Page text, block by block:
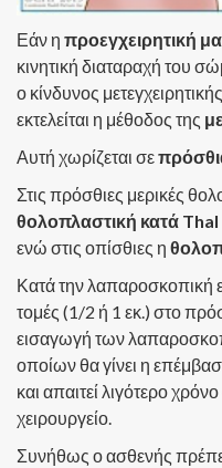
Εάν η προεγχειρητική
κινητική διαταραχή του
ο κίνδυνος
εκτελείται η μέθοδος της
Αυτή χωρίζεται σε
Στις πρόσθιες μερικές
θολοπλαστική κατά Thal
ενώ στις οπίσθιες η
Κατά την λαπαροσκοπική
τομές (1/2 ή 1 εκ.) στο
εισαγωγή των
οποίων θα γίνει η
και απαιτεί λιγότερο
χειρουργείο.
Συνήθως ο ασθενής